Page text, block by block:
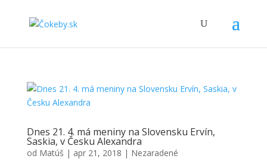
Dnes 21. 4. má meniny na Slovensku Ervín,
Saskia, v Česku Alexandra
od Matúš | apr 21, 2018 | Nezaradené